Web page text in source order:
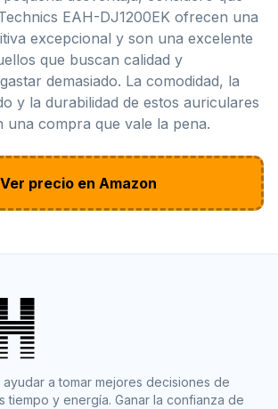
EAH-DJ1200EK ofrecen una
excepcional y son una excelente
que buscan calidad y
demasiado. La comodidad, la
y la durabilidad de estos auriculares
una compra que vale la pena.
Ver precio en Amazon
ayudar a tomar mejores decisiones de
tiempo y energía. Ganar la confianza de